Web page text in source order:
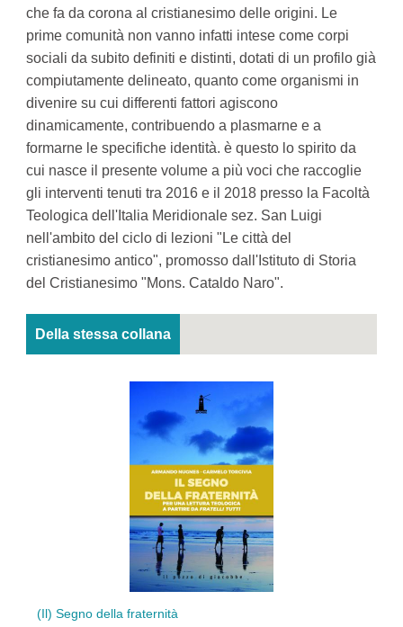
che fa da corona al cristianesimo delle origini. Le
prime comunità non vanno infatti intese come corpi
sociali da subito definiti e distinti, dotati di un profilo già
compiutamente delineato, quanto come organismi in
divenire su cui differenti fattori agiscono
dinamicamente, contribuendo a plasmarne e a
formarne le specifiche identità. è questo lo spirito da
cui nasce il presente volume a più voci che raccoglie
gli interventi tenuti tra 2016 e il 2018 presso la Facoltà
Teologica dell'Italia Meridionale sez. San Luigi
nell'ambito del ciclo di lezioni "Le città del
cristianesimo antico", promosso dall'Istituto di Storia
del Cristianesimo "Mons. Cataldo Naro".
Della stessa collana
della fraternità